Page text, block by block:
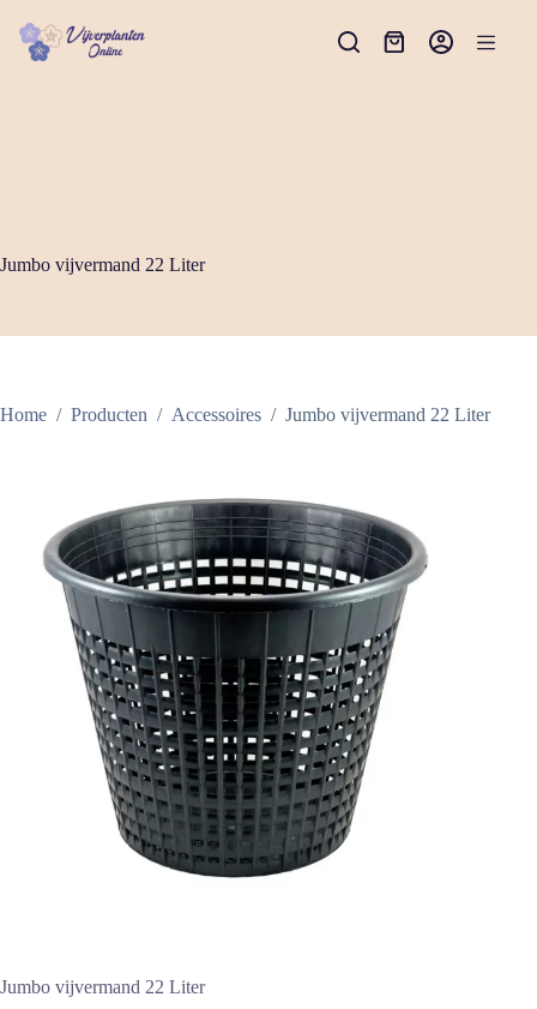
naar
Winkelwagen
Jumbo vijvermand 22 Liter
Home / Producten / Accessoires / Jumbo vijvermand 22 Liter
Jumbo vijvermand 22 Liter